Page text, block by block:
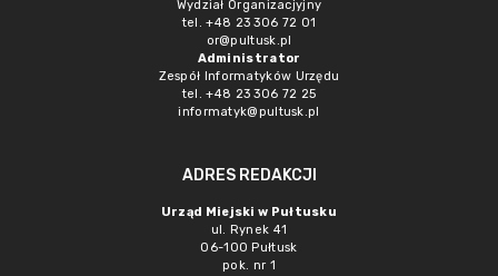
Wydział Organizacjyjny
tel. +48 23 306 72 01
or@pultusk.pl
Administrator
Zespół Informatyków Urzędu
tel. +48 23 306 72 25
informatyk@pultusk.pl
ADRES REDAKCJI
Urząd Miejski w Pułtusku
ul. Rynek 41
06-100 Pułtusk
pok. nr 1